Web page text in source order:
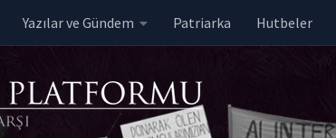
Yazılar ve Gündem Patriarka Hutbeler